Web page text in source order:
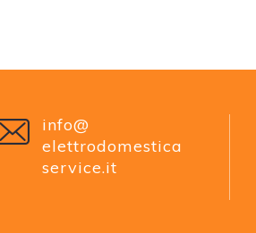
info@
elettrodomestica
service.it